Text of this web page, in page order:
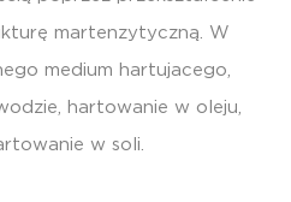
martenzytyczną. W
medium hartujacego,
hartowanie w oleju,
w soli.